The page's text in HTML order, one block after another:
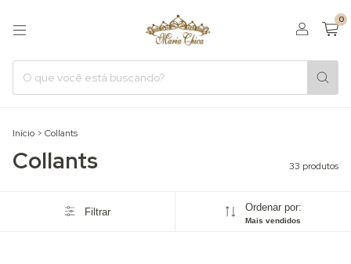
0
Início > Collants
Collants 33 produtos
Filtrar Ordenar por:
Mais vendidos